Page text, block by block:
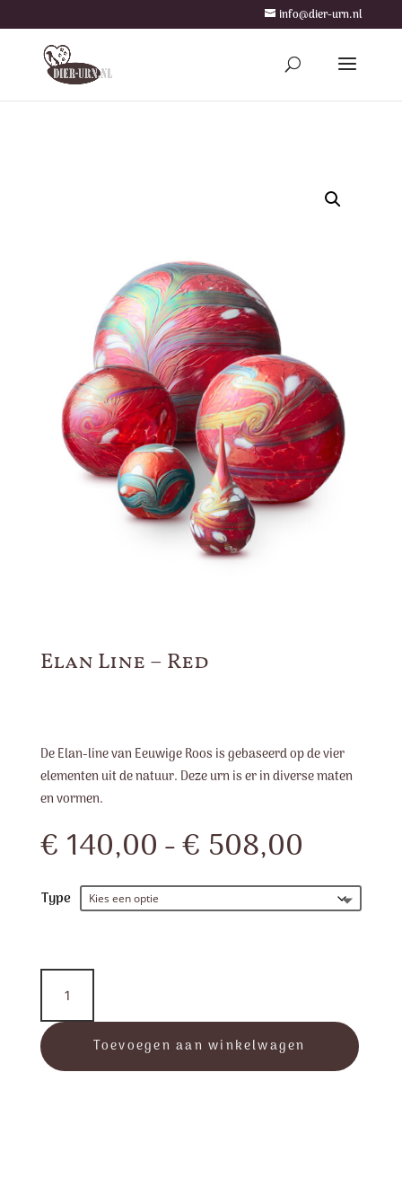
info@dier-urn.nl
Elan Line – Red
De Elan-line van Eeuwige Roos is gebaseerd op de vier
elementen uit de natuur. Deze urn is er in diverse maten
en vormen.
€ 140,00-€ 508,00
tot
€
Type
Elan
-
Red
aantal
Toevoegen aan winkelwagen